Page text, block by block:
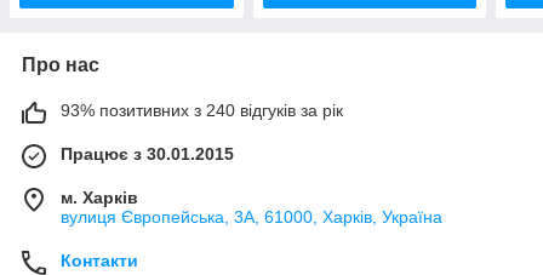
Про нас
93% позитивних з 240 відгуків за рік
Працює з 30.01.2015
м. Харків
вулиця Європейська, 3А, 61000, Харків, Україна
Контакти